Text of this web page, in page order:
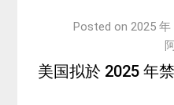
美国拟於 2025 年
Posted on 2025 年